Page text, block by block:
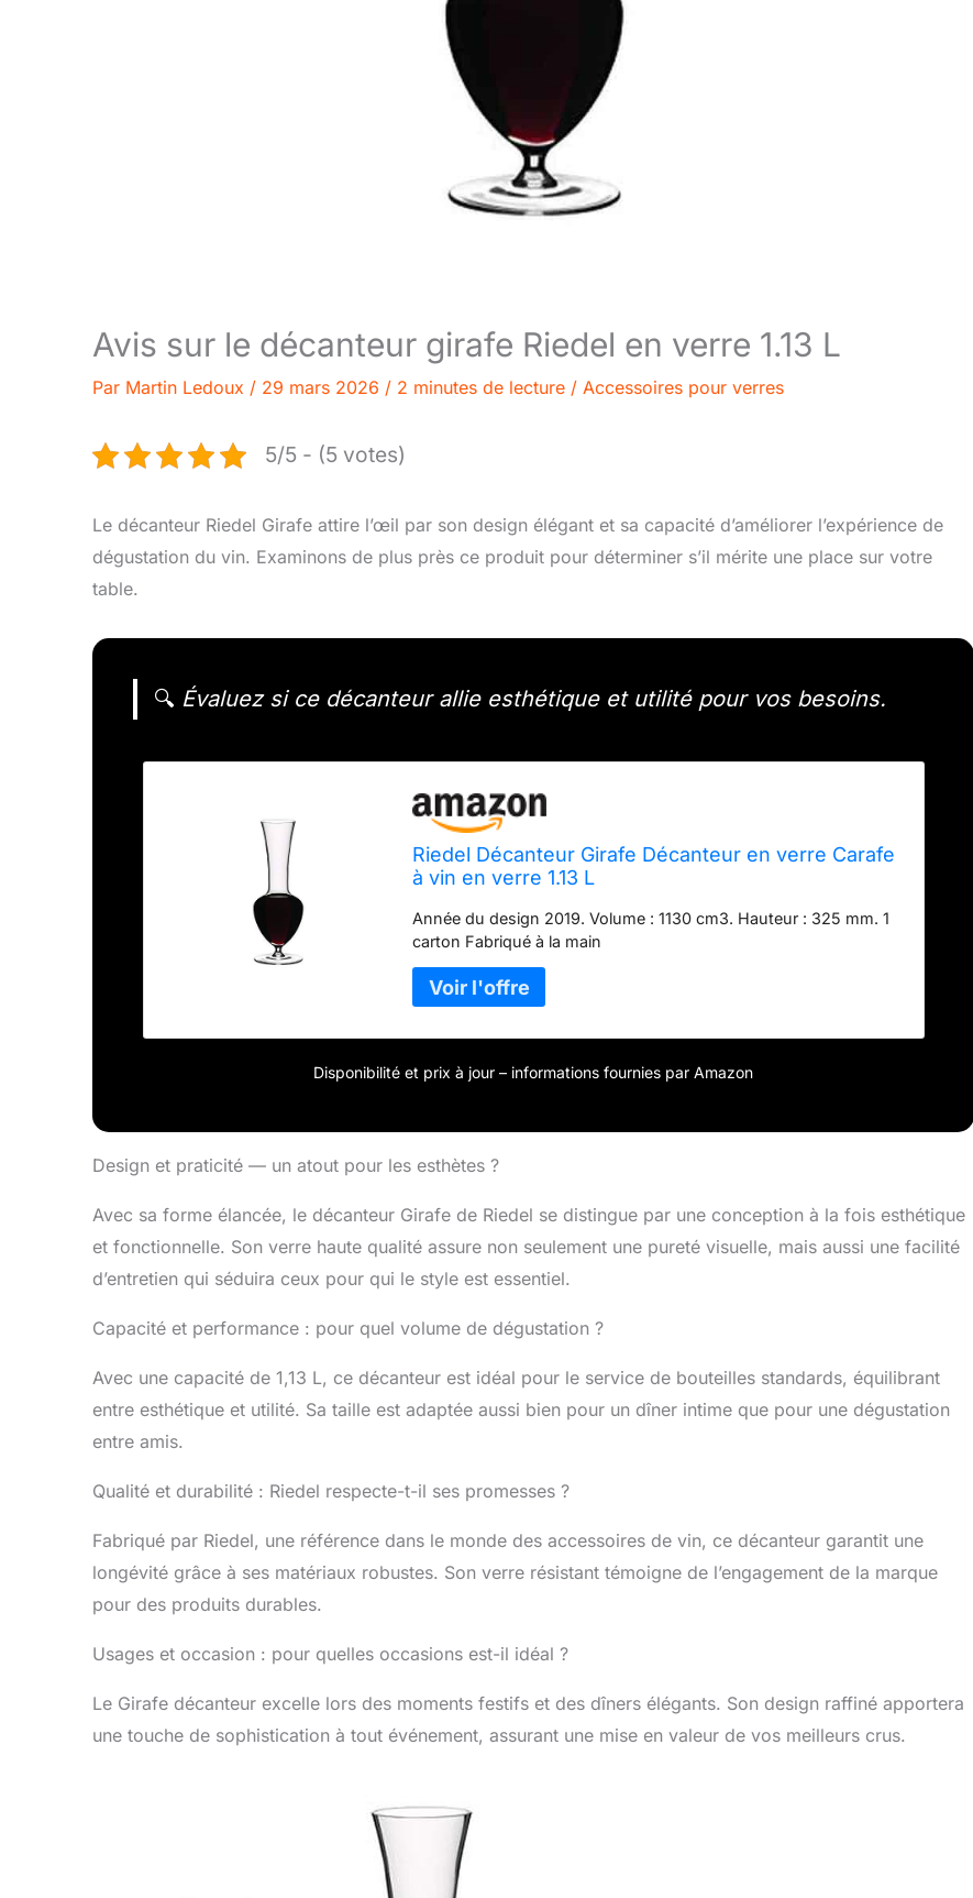
Avis sur le décanteur girafe Riedel en verre 1.13 L
Par Martin Ledoux / 29 mars 2026 / 2 minutes de lecture / Accessoires pour verres
5/5 - (5 votes)
Le décanteur Riedel Girafe attire l’œil par son design élégant et sa capacité d’améliorer l’expérience de
dégustation du vin. Examinons de plus près ce produit pour déterminer s’il mérite une place sur votre
table.
🔍 Évaluez si ce décanteur allie esthétique et utilité pour vos besoins.
Riedel Décanteur Girafe Décanteur en verre Carafe
à vin en verre 1.13 L
Année du design 2019. Volume : 1130 cm3. Hauteur : 325 mm. 1
carton Fabriqué à la main
Disponibilité et prix à jour – informations fournies par Amazon
Design et praticité — un atout pour les esthètes ?
Avec sa forme élancée, le décanteur Girafe de Riedel se distingue par une conception à la fois esthétique
et fonctionnelle. Son verre haute qualité assure non seulement une pureté visuelle, mais aussi une facilité
d’entretien qui séduira ceux pour qui le style est essentiel.
Capacité et performance : pour quel volume de dégustation ?
Avec une capacité de 1,13 L, ce décanteur est idéal pour le service de bouteilles standards, équilibrant
entre esthétique et utilité. Sa taille est adaptée aussi bien pour un dîner intime que pour une dégustation
entre amis.
Qualité et durabilité : Riedel respecte-t-il ses promesses ?
Fabriqué par Riedel, une référence dans le monde des accessoires de vin, ce décanteur garantit une
longévité grâce à ses matériaux robustes. Son verre résistant témoigne de l’engagement de la marque
pour des produits durables.
Usages et occasion : pour quelles occasions est-il idéal ?
Le Girafe décanteur excelle lors des moments festifs et des dîners élégants. Son design raffiné apportera
une touche de sophistication à tout événement, assurant une mise en valeur de vos meilleurs crus.